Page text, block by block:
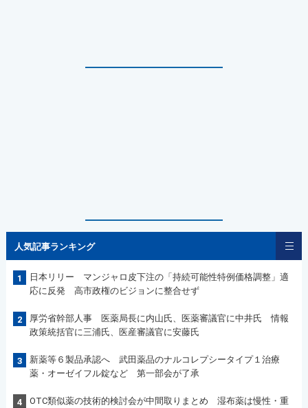
人気記事ランキング
1
日本リリー マンジャロ皮下注の「持続可能性特例価格調整」適
応に反発 高市政権のビジョンに整合せず
2
厚労省幹部人事 医薬局長に内山氏、医薬審議官に中井氏 情報
政策統括官に三浦氏、医産審議官に安藤氏
3
新薬等６製品承認へ 武田薬品のナルコレプシータイプ１治療
薬・オーゼイフル錠など 第一部会が了承
4
OTC類似薬の技術的検討会が中間取りまとめ 湿布薬は慢性・重